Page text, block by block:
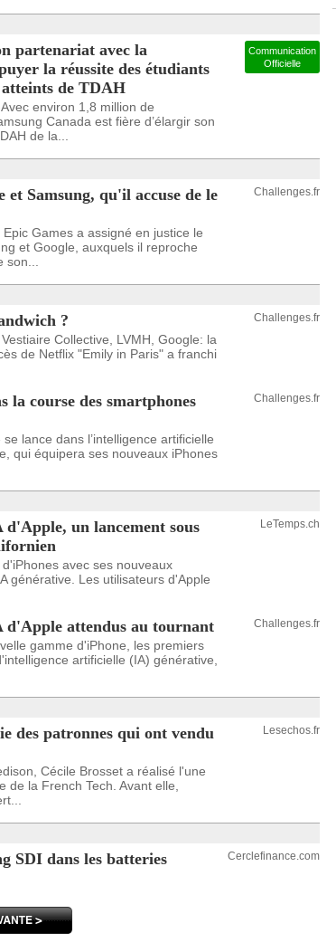
partenariat avec la
la réussite des étudiants
de TDAH
environ 1,8 million de
Canada est fière d’élargir son
de la...
Communication
Officielle
et Samsung, qu'il accuse de le
Games a assigné en justice le
et Google, auxquels il reproche
Challenges.fr
?
Collective, LVMH, Google: la
de Netflix "Emily in Paris" a franchi
Challenges.fr
la course des smartphones
lance dans l’intelligence artificielle
qui équipera ses nouveaux iPhones
Challenges.fr
un lancement sous
avec ses nouveaux
générative. Les utilisateurs d'Apple
LeTemps.ch
d'Apple attendus au tournant
gamme d'iPhone, les premiers
artificielle (IA) générative,
Challenges.fr
des patronnes qui ont vendu
Cécile Brosset a réalisé l'une
de la French Tech. Avant elle,
Lesechos.fr
SDI dans les batteries
Cerclefinance.com